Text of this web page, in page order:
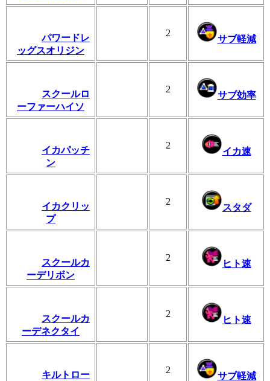
パワードレ
ッグスオリジン
2
サブ軽減
スクールロ
ーファーハイソ
2
サブ効率
イカパッチ
ン
2
イカ速
イカクリッ
プ
2
スタダ
スクールカ
ーデリボン
2
ヒト速
スクールカ
ーデネクタイ
2
ヒト速
キルトロー 2
サブ軽減